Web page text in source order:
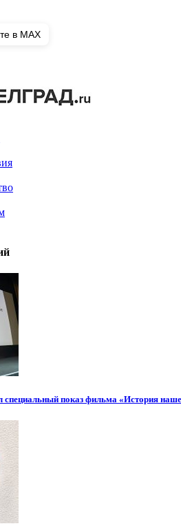
специальный показ фильма «История
в MAX